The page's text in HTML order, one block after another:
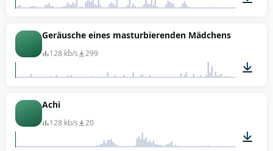
Geräusche eines masturbierenden Mädchens
128 kb/s 299
Achi
128 kb/s 20